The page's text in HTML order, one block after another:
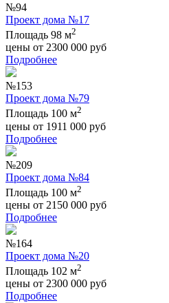
№94
Проект дома №17
Площадь 98 м2
цены от 2300 000 руб
Подробнее
№153
Проект дома №79
Площадь 100 м2
цены от 1911 000 руб
Подробнее
№209
Проект дома №84
Площадь 100 м2
цены от 2150 000 руб
Подробнее
№164
Проект дома №20
Площадь 102 м2
цены от 2300 000 руб
Подробнее